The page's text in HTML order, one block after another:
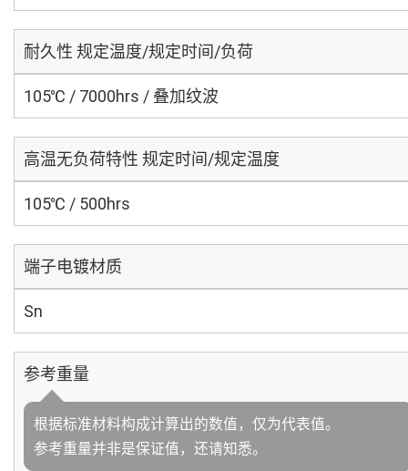
耐久性 规定温度/规定时间/负荷
105℃ / 7000hrs / 叠加纹波
高温无负荷特性 规定时间/规定温度
105℃ / 500hrs
端子电镀材质
Sn
参考重量
根据标准材料构成计算出的数值，仅为代表值。
参考重量并非是保证值，还请知悉。